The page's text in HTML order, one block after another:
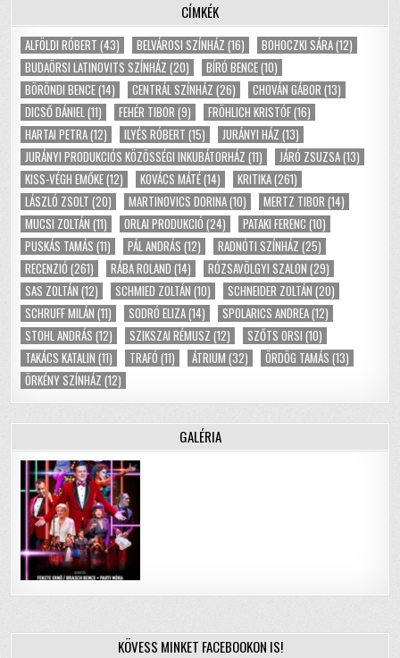
CÍMKÉK
ALFÖLDI RÓBERT (43) BELVÁROSI SZÍNHÁZ (16) BOHOCZKI SÁRA(12)
BUDAÖRSI LATINOVITS SZÍNHÁZ (20) BÍRÓ BENCE(10)
BÖRÖNDI BENCE(14) CENTRÁL SZÍNHÁZ (26) CHOVÁN GÁBOR (13)
DICSŐ DÁNIEL(11) FEHÉR TIBOR (9) FRÖHLICH KRISTÓF(16)
HARTAI PETRA(12) ILYÉS RÓBERT (15) JURÁNYI HÁZ (13)
JURÁNYI PRODUKCIÓS KÖZÖSSÉGI INKUBÁTORHÁZ (11) JÁRÓ ZSUZSA(13)
KISS-VÉGH EMŐKE(12) KOVÁCS MÁTÉ(14) KRITIKA(261)
LÁSZLÓ ZSOLT (20) MARTINOVICS DORINA(10) MERTZ TIBOR (14)
MUCSI ZOLTÁN (11) ORLAI PRODUKCIÓ (24) PATAKI FERENC (10)
PUSKÁS TAMÁS (11) PÁL ANDRÁS (12) RADNÓTI SZÍNHÁZ (25)
RECENZIÓ (261) RÁBA ROLAND (14) RÓZSAVÖLGYI SZALON (29)
SAS ZOLTÁN (12) SCHMIED ZOLTÁN (10) SCHNEIDER ZOLTÁN (20)
SCHRUFF MILÁN (11) SODRÓ ELIZA(14) SPOLARICS ANDREA(12)
STOHL ANDRÁS (12) SZIKSZAI RÉMUSZ (12) SZŐTS ORSI (10)
TAKÁCS KATALIN (11) TRAFÓ (11) ÁTRIUM (32) ÖRDÖG TAMÁS (13)
ÖRKÉNY SZÍNHÁZ (12)
GALÉRIA
KÖVESS MINKET FACEBOOKON IS!